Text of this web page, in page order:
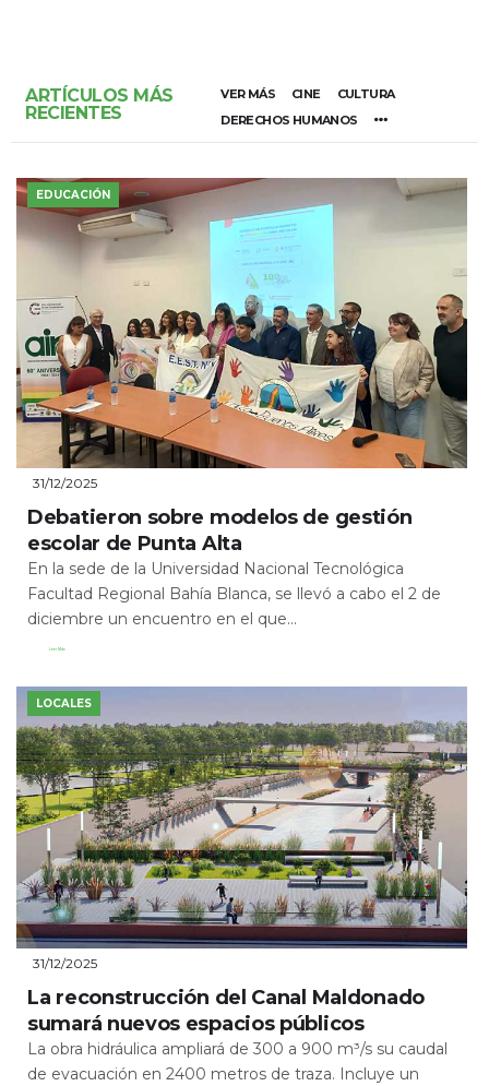
ARTÍCULOS MÁS
RECIENTES
VER MÁS CINE
CULTURA
DERECHOS HUMANOS
EDUCACIÓN
31/12/2025
Debatieron sobre modelos de gestión
escolar de Punta Alta
En la sede de la Universidad Nacional Tecnológica
Facultad Regional Bahía Blanca, se llevó a cabo el 2 de
diciembre un encuentro en el que...
Leer Más
LOCALES
31/12/2025
La reconstrucción del Canal Maldonado
sumará nuevos espacios públicos
La obra hidráulica ampliará de 300 a 900 m³/s su caudal
de evacuación en 2400 metros de traza. Incluye un